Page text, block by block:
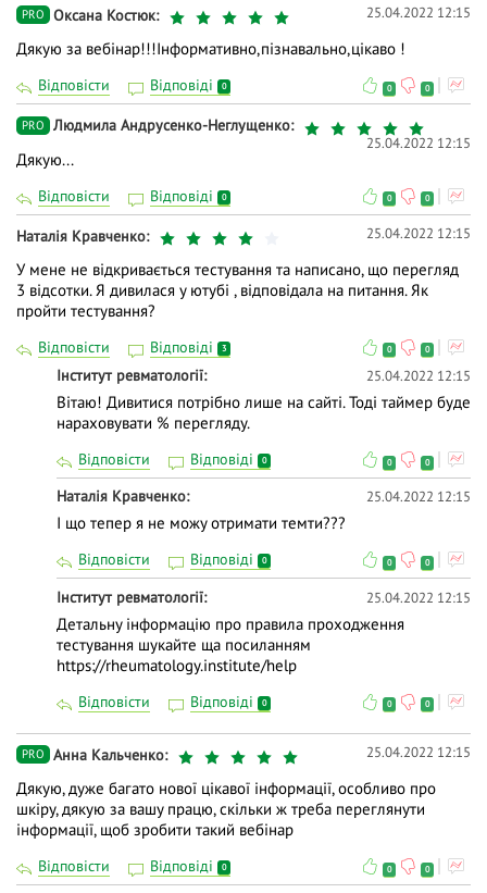
PRO Оксана Костюк 25.04.2022 12:15
Дякую за вебінар!!!Інформативно,пізнавально,цікаво !
Відповісти Відповіді 0 0 0
PRO Людмила Андрусенко-Неглущенко
25.04.2022 12:15
Дякую...
Відповісти Відповіді 0 0 0
Наталія Кравченко 25.04.2022 12:15
У мене не відкривається тестування та написано, що перегляд
3 відсотки. Я дивилася у ютубі , відповідала на питання. Як
пройти тестування?
Відповісти Відповіді 3 0 0
Інститут ревматології 25.04.2022 12:15
Вітаю! Дивитися потрібно лише на сайті. Тоді таймер буде
нараховувати % перегляду.
Відповісти Відповіді 0 0 0
Наталія Кравченко 25.04.2022 12:15
І що тепер я не можу отримати темти???
Відповісти Відповіді 0 0 0
Інститут ревматології 25.04.2022 12:15
Детальну інформацію про правила проходження
тестування шукайте ща посиланням
https://rheumatology.institute/help
Відповісти Відповіді 0 0 0
PRO Анна Кальченко 25.04.2022 12:15
Дякую, дуже багато нової цікавої інформації, особливо про
шкіру, дякую за вашу працю, скільки ж треба переглянути
інформації, щоб зробити такий вебінар
Відповісти Відповіді 0 0 0